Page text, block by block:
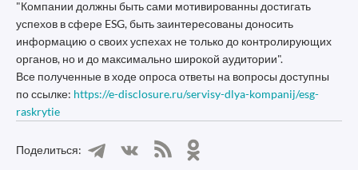
"Компании должны быть сами мотивированны достигать
успехов в сфере ESG, быть заинтересованы доносить
информацию о своих успехах не только до контролирующих
органов, но и до максимально широкой аудитории".
Все полученные в ходе опроса ответы на вопросы доступны
по ссылке: https://e-disclosure.ru/servisy-dlya-kompanij/esg-
raskrytie
Поделиться: